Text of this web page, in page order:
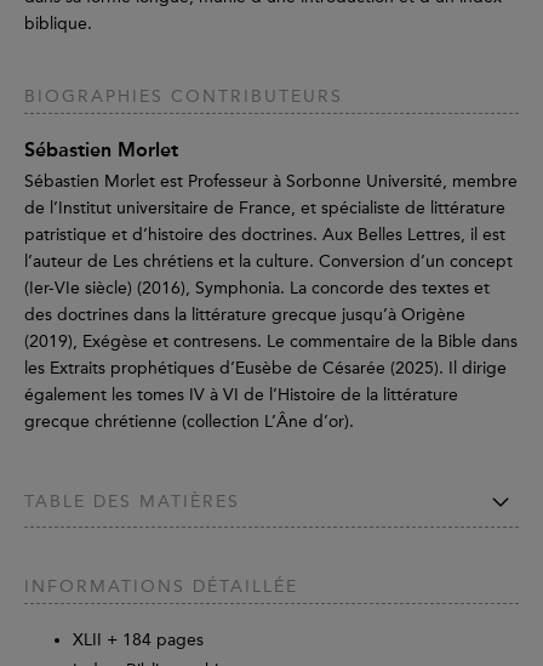
biblique.
BIOGRAPHIES CONTRIBUTEURS
Sébastien Morlet
Sébastien Morlet est Professeur à Sorbonne Université, membre
de l’Institut universitaire de France, et spécialiste de littérature
patristique et d’histoire des doctrines. Aux Belles Lettres, il est
l’auteur de Les chrétiens et la culture. Conversion d’un concept
(Ier-VIe siècle) (2016), Symphonia. La concorde des textes et
des doctrines dans la littérature grecque jusqu’à Origène
(2019), Exégèse et contresens. Le commentaire de la Bible dans
les Extraits prophétiques d’Eusèbe de Césarée (2025). Il dirige
également les tomes IV à VI de l’Histoire de la littérature
grecque chrétienne (collection L’Âne d’or).
TABLE DES MATIÈRES
INFORMATIONS DÉTAILLÉE
XLII + 184 pages